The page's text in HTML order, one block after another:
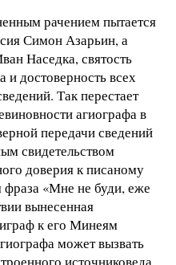
рачением пытается
Симон Азарьин, а
Наседка, святость
и достоверность всех
Так перестает
агиографа в
передачи сведений
свидетельством
доверия к писаному
фраза «Мне не буди, еже
вынесенная
к его Минеям
может вызвать